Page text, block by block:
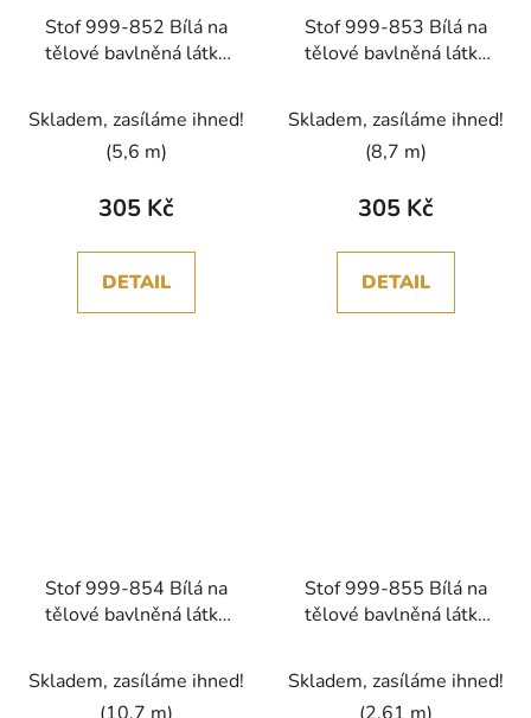
Stof 999-852 Bílá na
tělové bavlněná látka
Skladem, zasíláme ihned!
(5,6 m)
305 Kč
DETAIL
Stof 999-853 Bílá na
tělové bavlněná látka
Skladem, zasíláme ihned!
(8,7 m)
305 Kč
DETAIL
Stof 999-854 Bílá na
tělové bavlněná látka
Skladem, zasíláme ihned!
Stof 999-855 Bílá na
tělové bavlněná látka
Skladem, zasíláme ihned!